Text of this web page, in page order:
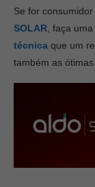
Se for
SOLAR , faça
técnica que um
também as